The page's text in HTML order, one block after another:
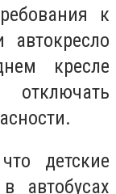
к
автокресло
кресле
детские
автобусах